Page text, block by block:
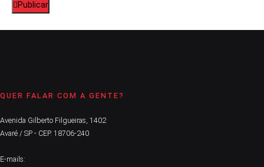
Publicar
QUER FALAR COM A GENTE?
Avenida Gilberto Filgueiras, 1402
Avaré / SP - CEP. 18706-240
E-mails: